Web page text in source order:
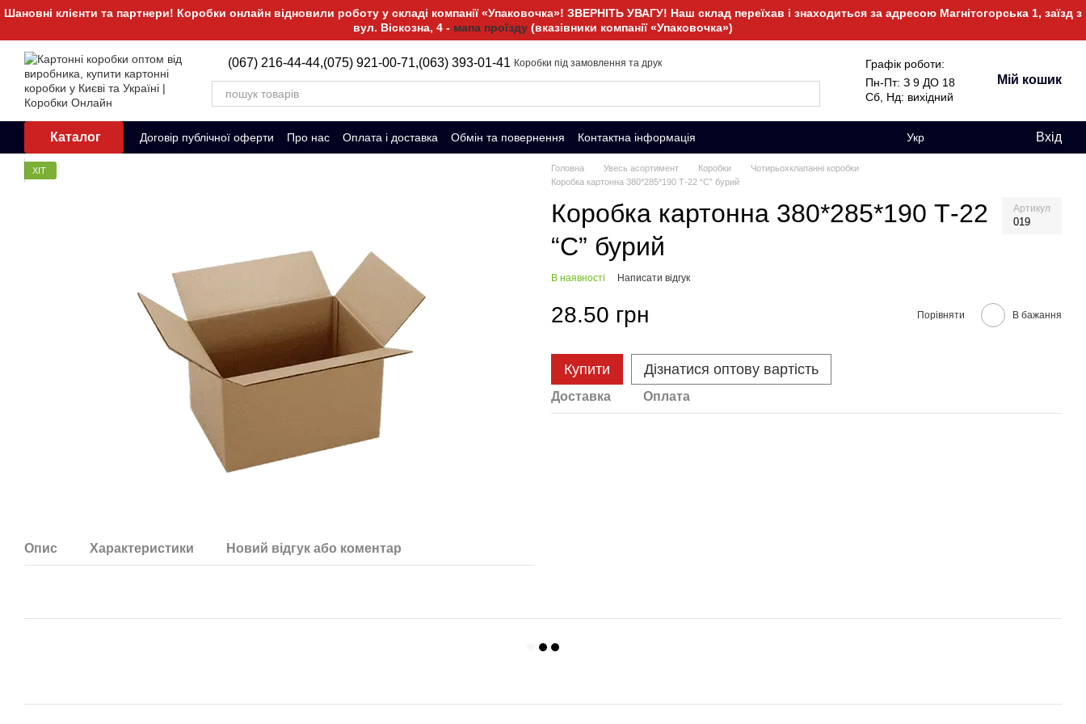
Перейти до основного контенту
Шановні клієнти та партнери! Коробки онлайн відновили роботу у складі компанії «Упаковочка»! ЗВЕРНІТЬ УВАГУ! Наш склад переїхав і знаходиться за адресою Магнітогорська 1, заїзд з
вул. Віскозна, 4 - мапа проїзду (вказівники компанії «Упаковочка»)
(067) 216-44-44,(075) 921-00-71,(063) 393-01-41 Коробки під замовлення та друк
Графік роботи:
Пн-Пт: З 9 ДО 18
Сб, Нд: вихідний
Мій кошик
Каталог Договір публічної оферти Про нас Оплата і доставка Обмін та повернення Контактна інформація Укр Вхід
ХІТ
Опис Характеристики Новий відгук або коментар
Головна Увесь асортимент Коробки
Чотирьохклапанні коробки
Коробка картонна 380*285*190 Т-22 “С” бурий
Коробка картонна 380*285*190 Т-22
“С” бурий
Артикул
019
В наявності Написати відгук
28.50 грн Порівняти В бажання
Купити Дізнатися оптову вартість
Доставка Оплата